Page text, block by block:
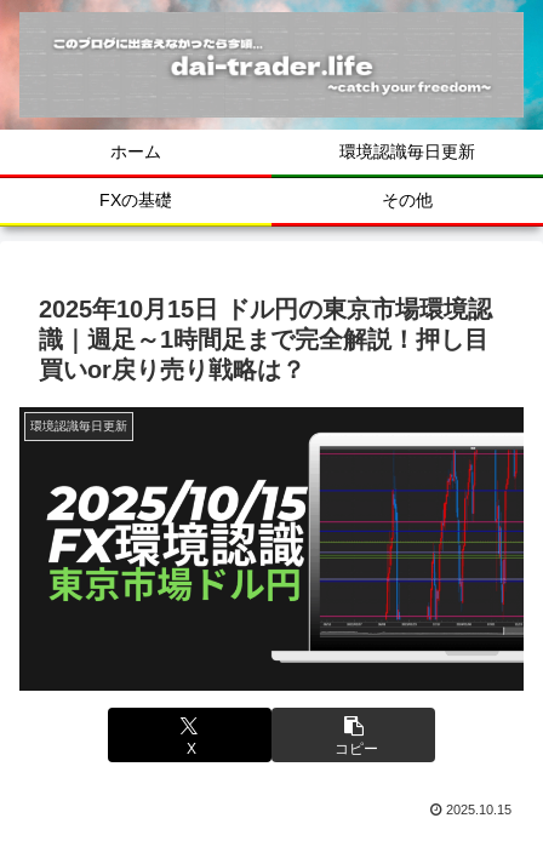
ホーム 環境認識毎日更新
FXの基礎 その他
2025年10月15日 ドル円の東京市場環境認
識｜週足～1時間足まで完全解説！押し目
買いor戻り売り戦略は？
環境認識毎日更新
X コピー
2025.10.15